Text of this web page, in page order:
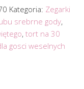
Kategoria: Zegarki
srebrne gody,
, tort na 30
gosci weselnych